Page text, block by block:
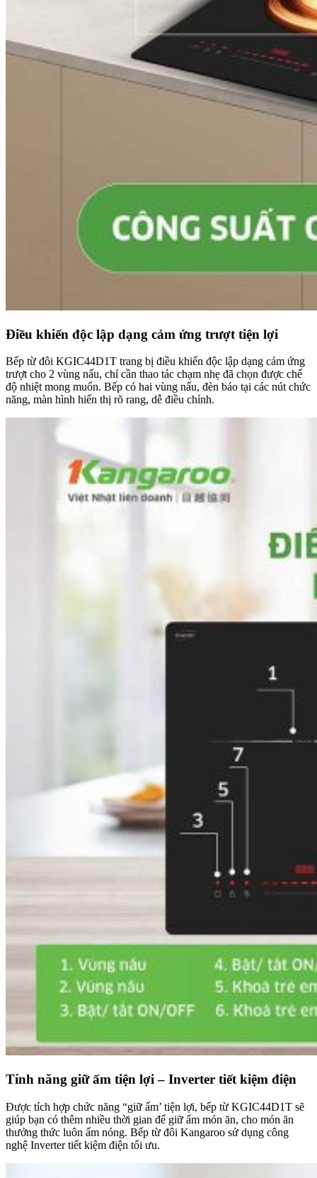
Điều khiển độc lập dạng cảm ứng trượt tiện lợi
Bếp từ đôi KGIC44D1T trang bị điều khiển độc lập dạng cảm ứng
trượt cho 2 vùng nấu, chỉ cần thao tác chạm nhẹ đã chọn được chế
độ nhiệt mong muốn. Bếp có hai vùng nấu, đèn báo tại các nút chức
năng, màn hình hiển thị rõ rang, dễ điều chỉnh.
Tính năng giữ ấm tiện lợi – Inverter tiết kiệm điện
Được tích hợp chức năng “giữ ấm’ tiện lợi, bếp từ KGIC44D1T sẽ
giúp bạn có thêm nhiều thời gian để giữ ấm món ăn, cho món ăn
thưởng thức luôn ấm nóng. Bếp từ đôi Kangaroo sử dụng công
nghệ Inverter tiết kiệm điện tối ưu.